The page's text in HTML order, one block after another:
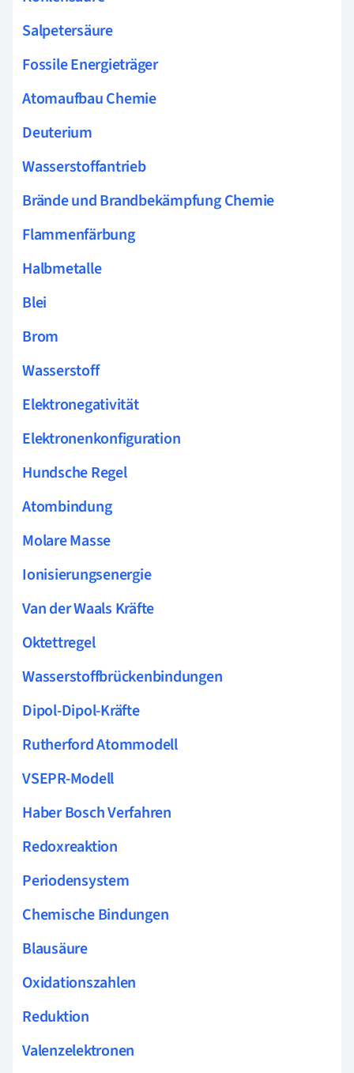
Salpetersäure
Fossile Energieträger
Atomaufbau Chemie
Deuterium
Wasserstoffantrieb
Brände und Brandbekämpfung Chemie
Flammenfärbung
Halbmetalle
Blei
Brom
Wasserstoff
Elektronegativität
Elektronenkonfiguration
Hundsche Regel
Atombindung
Molare Masse
Ionisierungsenergie
Van der Waals Kräfte
Oktettregel
Wasserstoffbrückenbindungen
Dipol-Dipol-Kräfte
Rutherford Atommodell
VSEPR-Modell
Haber Bosch Verfahren
Redoxreaktion
Periodensystem
Chemische Bindungen
Blausäure
Oxidationszahlen
Reduktion
Valenzelektronen